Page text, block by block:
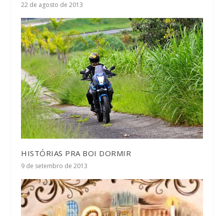
22 de agosto de 2013
HISTÓRIAS PRA BOI DORMIR
9 de setembro de 2013